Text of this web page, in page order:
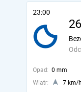
23:00
Opad: 0 mm
Wiatr:
7 km/h